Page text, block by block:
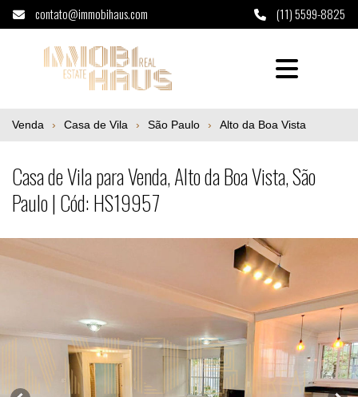
contato@immobihaus.com (11) 5599-8825
Casa de Vila para Venda, Alto da Boa
Venda Casa de Vila São Paulo Alto da Boa Vista
Casa de Vila para Venda, Alto da Boa Vista, São
Paulo | Cód: HS19957